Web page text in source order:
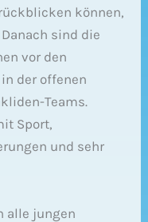
können,
sind die
vor den
der offenen
Teams.
Sport,
und sehr
alle jungen